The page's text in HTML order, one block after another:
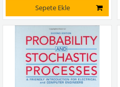
Sepete Ekle